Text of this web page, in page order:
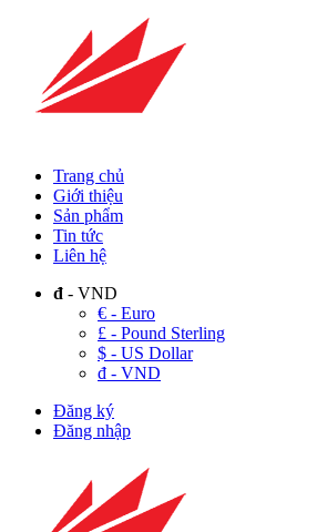
Trang chủ
Giới thiệu
Sản phẩm
Tin tức
Liên hệ
đ - VND
€ - Euro
£ - Pound Sterling
$ - US Dollar
đ - VND
Đăng ký
Đăng nhập